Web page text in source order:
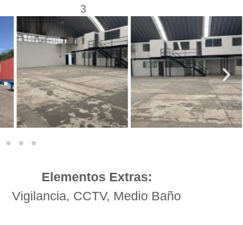
3
Elementos Extras:
Vigilancia, CCTV, Medio Baño